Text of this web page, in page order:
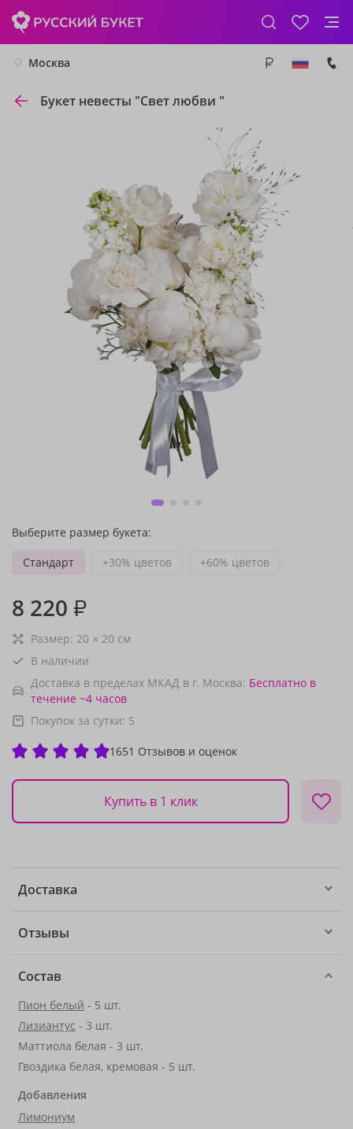
Москва
Букет невесты "Свет любви "
Выберите размер букета:
Стандарт
+30% цветов +60% цветов
8 220 ₽
Размер: 20 × 20 см
В наличии
Доставка в пределах МКАД в г. Москва: Бесплатно в
течение ~4 часов
Покупок за сутки: 5
1651 Отзывов и оценок
Купить в 1 клик
Доставка
Отзывы
Состав
Пион белый - 5 шт.
Лизиантус - 3 шт.
Маттиола белая - 3 шт.
Гвоздика белая, кремовая - 5 шт.
Добавления
Лимониум